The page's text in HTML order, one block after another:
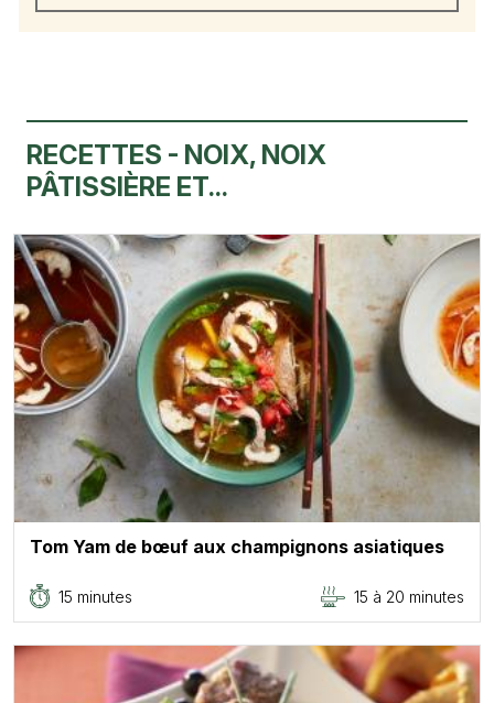
RECETTES - NOIX, NOIX
PÂTISSIÈRE ET...
Tom Yam de bœuf aux champignons asiatiques
15 minutes 15 à 20 minutes